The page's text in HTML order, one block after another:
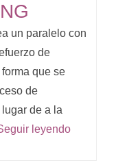
un paralelo con
de
que se
de
de a la
leyendo